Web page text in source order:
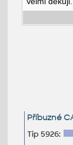
Příbuzné
Tip 5926: